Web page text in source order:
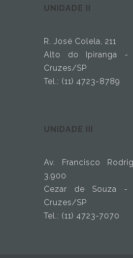
UNIDADE II
R. José Colela, 211
Alto do Ipiranga -
Cruzes/SP
Tel.: (11) 4723-8789
UNIDADE III
Av. Francisco
3.900
Cezar de Souza -
Cruzes/SP
Tel.: (11) 4723-7070